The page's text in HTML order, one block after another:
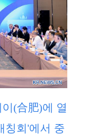
(合肥)에 열
칭회'에서 중